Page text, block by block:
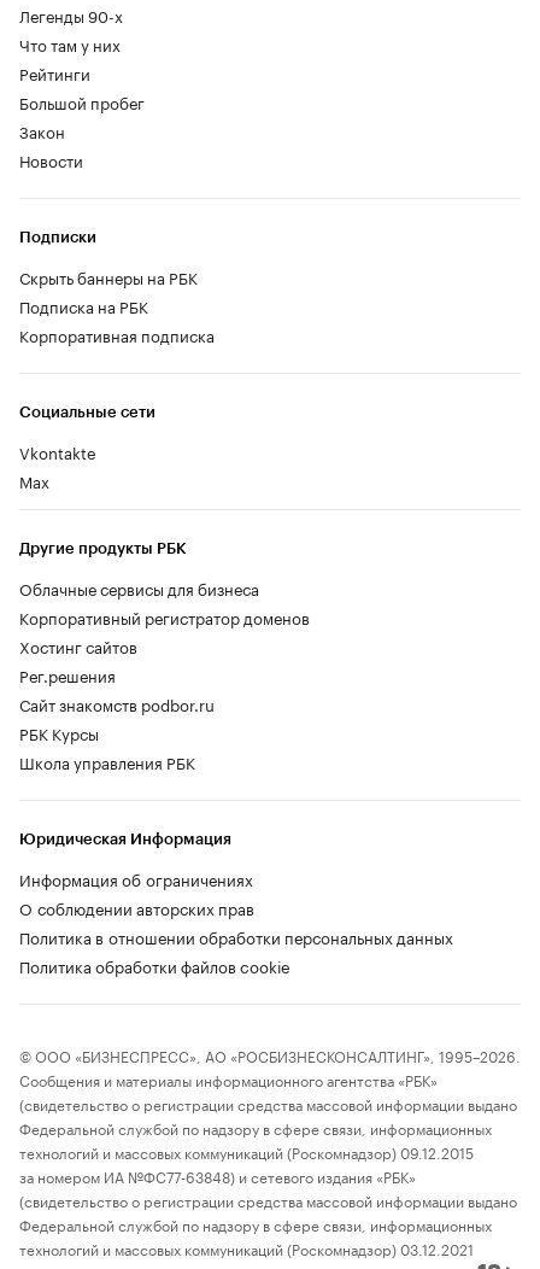
Легенды 90-х
Что там у них
Рейтинги
Большой пробег
Закон
Новости
Социальные сети
Vkontakte
Max
Другие продукты РБК
Облачные сервисы для бизнеса
Корпоративный регистратор доменов
Хостинг сайтов
Рег.решения
Сайт знакомств podbor.ru
РБК Курсы
Школа управления РБК
Подписки
Скрыть баннеры на РБК
Подписка на РБК
Корпоративная подписка
Юридическая Информация
Информация об ограничениях
О соблюдении авторских прав
Политика в отношении обработки персональных данных
Политика обработки файлов cookie
© ООО «БИЗНЕСПРЕСС», АО «РОСБИЗНЕСКОНСАЛТИНГ», 1995–2026.
Сообщения и материалы информационного агентства «РБК»
(свидетельство о регистрации средства массовой информации выдано
Федеральной службой по надзору в сфере связи, информационных
технологий и массовых коммуникаций (Роскомнадзор) 09.12.2015
за номером ИА №ФС77-63848) и сетевого издания «РБК»
(свидетельство о регистрации средства массовой информации выдано
Федеральной службой по надзору в сфере связи, информационных
технологий и массовых коммуникаций (Роскомнадзор) 03.12.2021